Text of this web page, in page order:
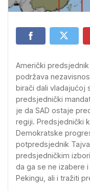
Američki
podržava
birači dali vladajućoj
predsjednički
je da SAD ostaje
regiji. Predsjednički
Demokratske
potpredsjednik
predsjedničkim
da ga se ne izabere
Pekingu, ali i tražiti